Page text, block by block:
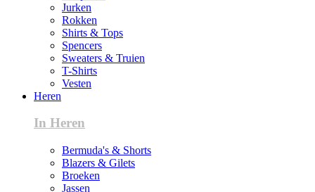
Jurken
Rokken
Shirts & Tops
Spencers
Sweaters & Truien
T-Shirts
Vesten
Heren
In Heren
Bermuda's & Shorts
Blazers & Gilets
Broeken
Jassen